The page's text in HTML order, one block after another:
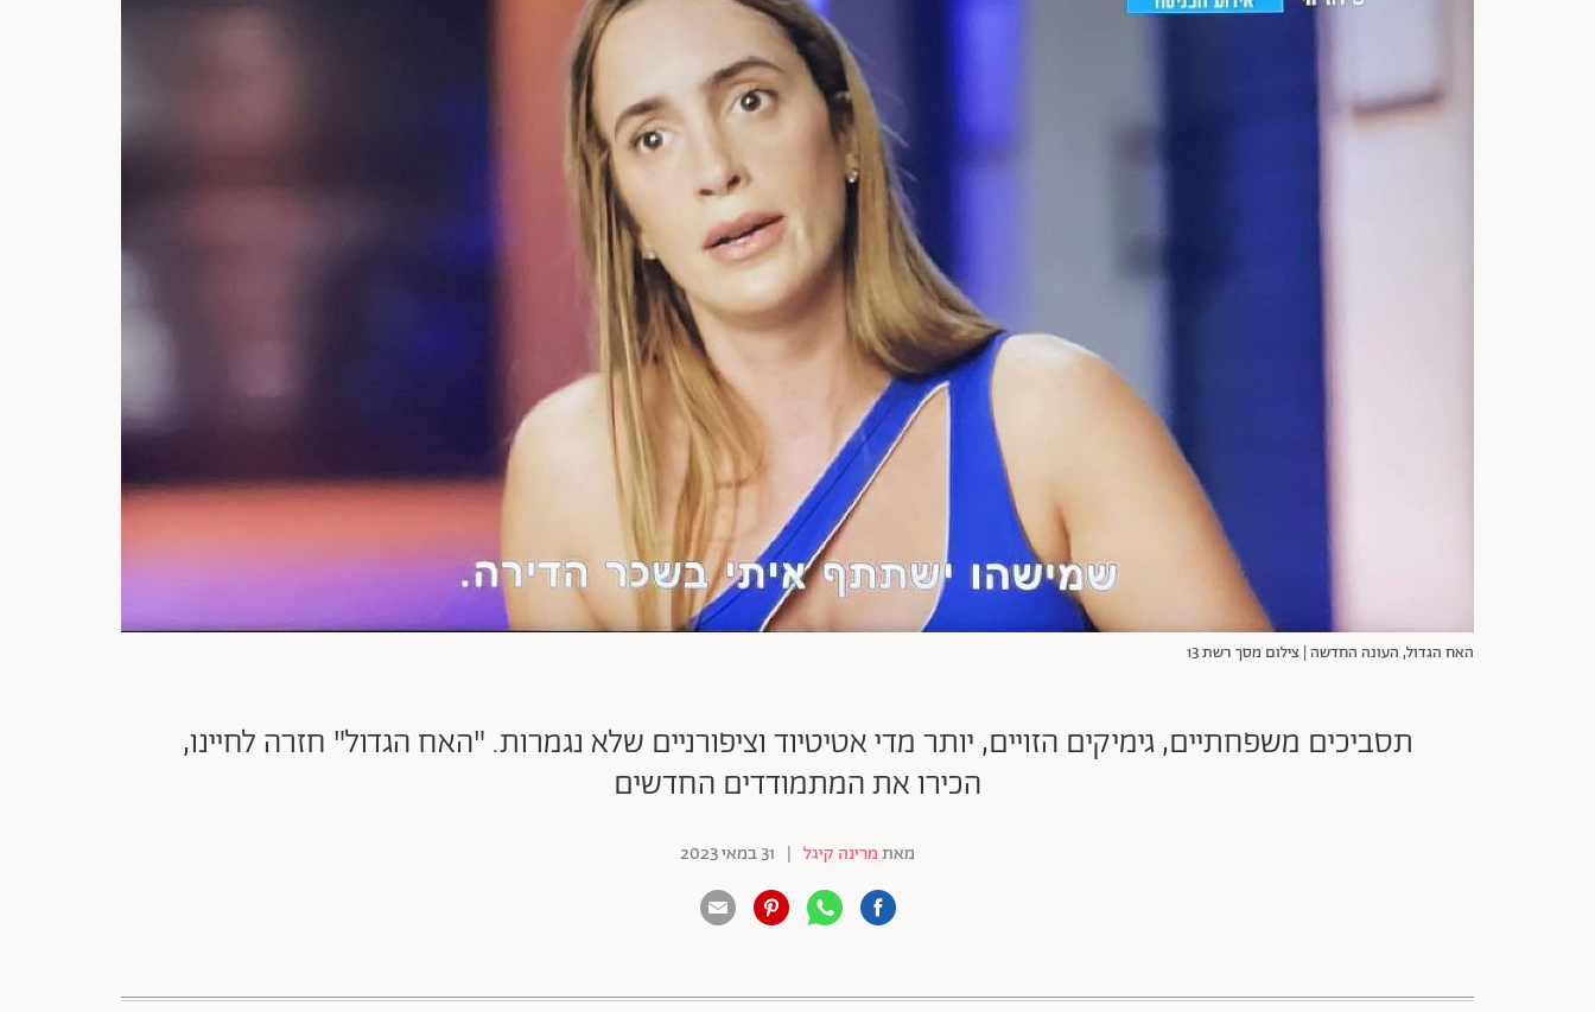
האח הגדול, העונה החדשה | צילום מסך רשת 13
תסביכים משפחתיים, גימיקים הזויים, יותר מדי אטיטיוד וציפורניים שלא נגמרות. "האח הגדול" חזרה לחיינו,
הכירו את המתמודדים החדשים
מאתמרינה קיגל | 31 במאי 2023